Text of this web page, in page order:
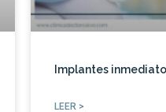
Implantes
LEER >